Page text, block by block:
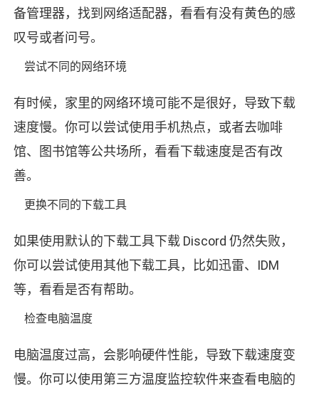
备管理器，找到网络适配器，看看有没有黄色的感
叹号或者问号。
尝试不同的网络环境
有时候，家里的网络环境可能不是很好，导致下载
速度慢。你可以尝试使用手机热点，或者去咖啡
馆、图书馆等公共场所，看看下载速度是否有改
善。
更换不同的下载工具
如果使用默认的下载工具下载 Discord 仍然失败，
你可以尝试使用其他下载工具，比如迅雷、IDM
等，看看是否有帮助。
检查电脑温度
电脑温度过高，会影响硬件性能，导致下载速度变
慢。你可以使用第三方温度监控软件来查看电脑的